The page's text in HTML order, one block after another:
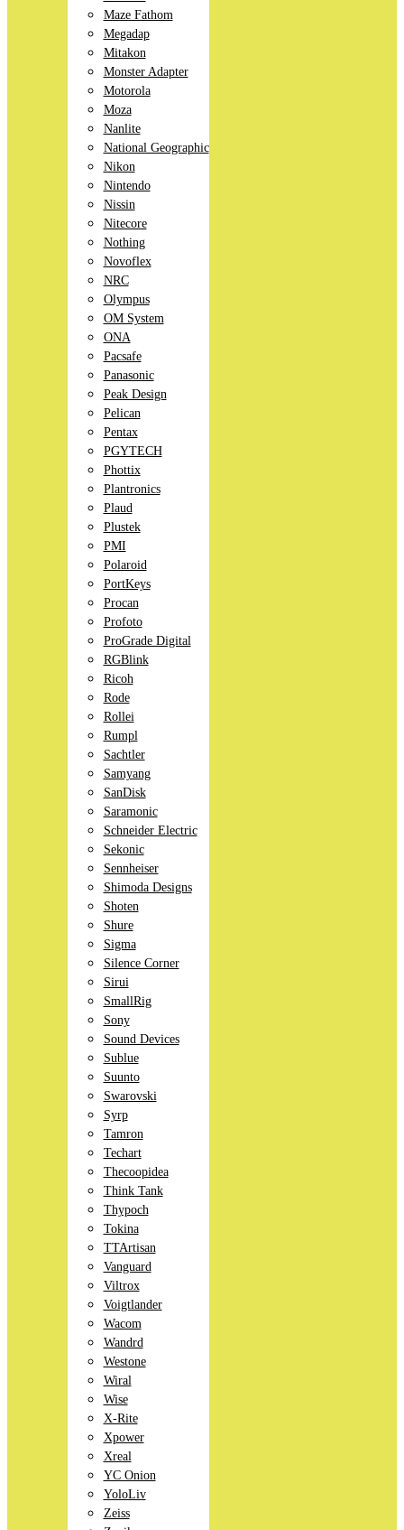
Maze Fathom
Megadap
Mitakon
Monster Adapter
Motorola
Moza
Nanlite
National Geographic
Nikon
Nintendo
Nissin
Nitecore
Nothing
Novoflex
NRC
Olympus
OM System
ONA
Pacsafe
Panasonic
Peak Design
Pelican
Pentax
PGYTECH
Phottix
Plantronics
Plaud
Plustek
PMI
Polaroid
PortKeys
Procan
Profoto
ProGrade Digital
RGBlink
Ricoh
Rode
Rollei
Rumpl
Sachtler
Samyang
SanDisk
Saramonic
Schneider Electric
Sekonic
Sennheiser
Shimoda Designs
Shoten
Shure
Sigma
Silence Corner
Sirui
SmallRig
Sony
Sound Devices
Sublue
Suunto
Swarovski
Syrp
Tamron
Techart
Thecoopidea
Think Tank
Thypoch
Tokina
TTArtisan
Vanguard
Viltrox
Voigtlander
Wacom
Wandrd
Westone
Wiral
Wise
X-Rite
Xpower
Xreal
YC Onion
YoloLiv
Zeiss